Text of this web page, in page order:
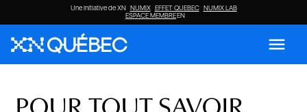
Une initiative de XN NUMIX EFFET QUEBEC NUMIX LAB
ESPACE MEMBREEN
menu